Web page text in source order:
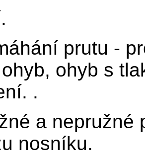
prutu -
ohyb s
.
a nepružné
nosníku.